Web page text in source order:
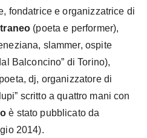
fondatrice e organizzatrice di
(poeta e performer),
slammer, ospite
Balconcino” di Torino),
dj, organizzatore di
scritto a quattro mani con
è stato pubblicato da
2014).